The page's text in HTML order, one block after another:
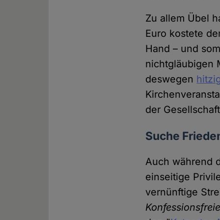
Zu allem Übel
Euro kostete
Hand – und
nichtgläubigen
deswegen
der
Suche
Auch während
einseitige
vernünftige